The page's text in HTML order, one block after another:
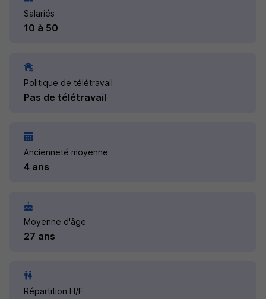
Salariés
10 à 50
Politique de télétravail
Pas de télétravail
Ancienneté moyenne
4 ans
Moyenne d'âge
27 ans
Répartition H/F